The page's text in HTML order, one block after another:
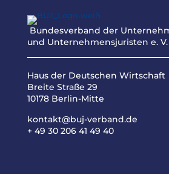
Bundesverband der
und Unternehmensjuristen e. V.
Haus der Deutschen Wirtschaft
Breite Straße 29
10178 Berlin-Mitte
kontakt@buj-verband.de
+ 49 30 206 41 49 40